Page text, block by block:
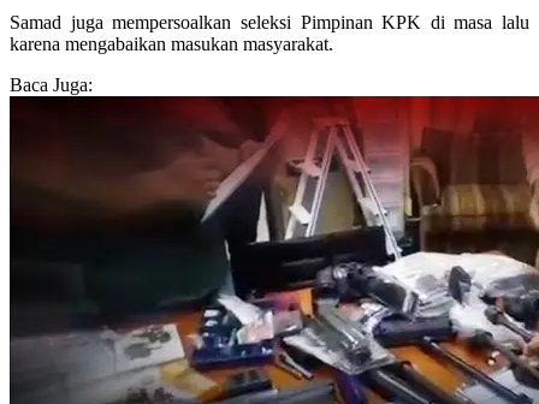
Samad juga mempersoalkan seleksi Pimpinan KPK di masa lalu
karena mengabaikan masukan masyarakat.
Baca Juga: